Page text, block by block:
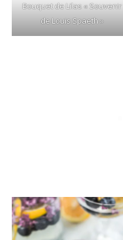
Bouquet de Lilas « Souvenir
de Louis Spaeth »